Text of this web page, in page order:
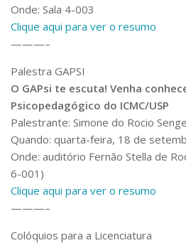
Jornal da USP
Agenda de Eventos
Defesa de Teses
Onde: Sala 4-003
Clique aqui para ver o resumo
———–
Palestra GAPSI
O GAPsi te escuta! Venha
Psicopedagógico do ICMC/USP
Palestrante: Simone do Rocio
Quando: quarta-feira, 18 de
Onde: auditório Fernão Stella de
6-001)
Clique aqui para ver o resumo
———–
Colóquios para a Licenciatura